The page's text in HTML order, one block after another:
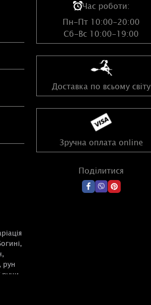
рун
Час роботи:
Пн-Пт 10:00-20:00
Сб-Вс 10:00-19:00
Доставка по всьому світу
Зручна оплата online
Поділитися